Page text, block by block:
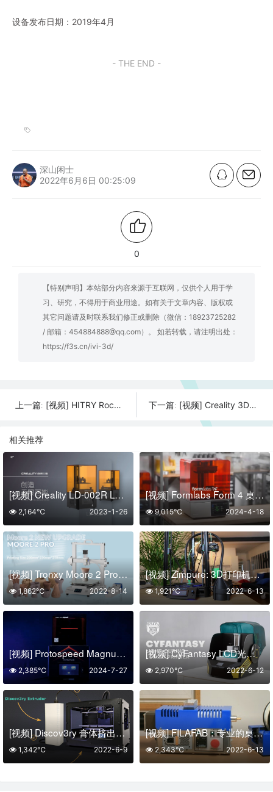
设备发布日期：2019年4月
- THE END -
深山闲士
2022年6月6日 00:25:09
0
【特别声明】本站部分内容来源于互联网，仅供个人用于学
习、研究，不得用于商业用途。如有关于文章内容、版权或
其它问题请及时联系我们修正或删除（微信：18923725282
/ 邮箱：454884888@qq.com）。 如若转载，请注明出处：
https://f3s.cn/ivi-3d/
上一篇: [视频] HITRY Rocket 1 – 世界上最快的自上而下树脂3D打印机 下一篇: [视频] Creality 3DPrintMill(CR-30)- 适合所有人的皮带3D打印机
相关推荐
[视频] Creality LD-002R LCD光固化3D打印机
2023-1-26
2,164℃
[视频] Formlabs Form 4 桌面SLA极速3D打印机 工业级打印质量
2024-4-18
9,015℃
[视频] Tronxy Moore 2 Pro 陶瓷和粘土3D打印机
2022-8-14
1,862℃
[视频] Zimpure: 3D打印机过滤解决方案
2022-6-13
1,921℃
[视频] Protospeed Magnus：经济实惠的高速DLP珠宝3D打印机
2024-7-27
2,385℃
[视频] CyFantasy LCD光固化3D打印机
2022-6-12
2,970℃
[视频] Discov3ry 膏体挤出机：经济实惠的 3D 打印机插件
2022-6-9
1,342℃
[视频] FILAFAB：专业的桌面长丝挤出机和卷绕机
2022-6-13
2,343℃